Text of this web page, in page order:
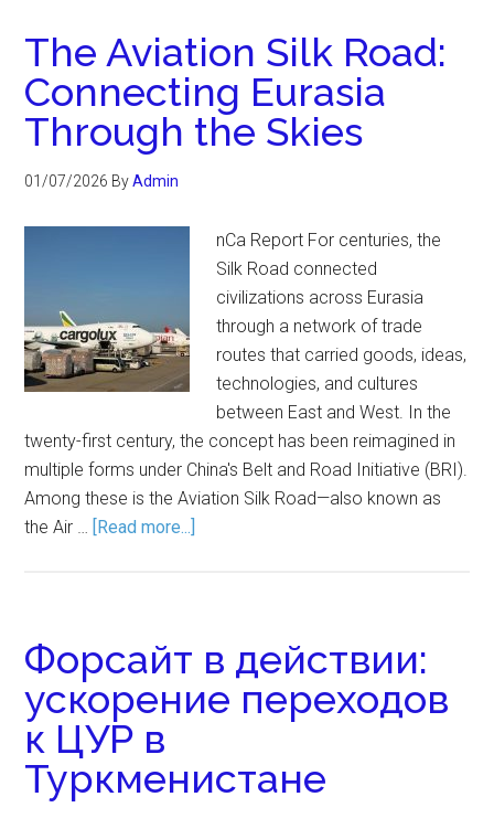
The Aviation Silk Road:
Connecting Eurasia
Through the Skies
01/07/2026 ByAdmin
nCa Report For centuries, the
Silk Road connected
civilizations across Eurasia
through a network of trade
routes that carried goods, ideas,
technologies, and cultures
between East and West. In the
twenty-first century, the concept has been reimagined in
multiple forms under China's Belt and Road Initiative (BRI).
Among these is the Aviation Silk Road—also known as
the Air … [Read more...]
Форсайт в действии:
ускорение переходов
к ЦУР в
Туркменистане